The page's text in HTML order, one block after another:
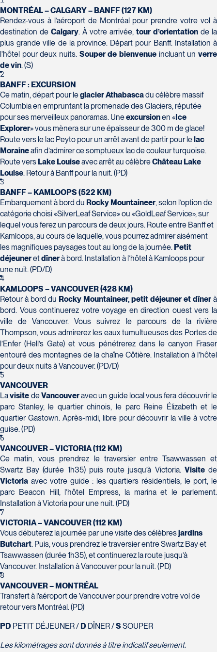
MONTRÉAL – CALGARY – BANFF (127 KM)
Rendez-vous à l’aéroport de Montréal pour prendre votre vol à
destination de Calgary. À votre arrivée, tour d’orientation de la
plus grande ville de la province. Départ pour Banff. Installation à
l’hôtel pour deux nuits. Souper de bienvenue incluant unverre
de vin. (S)
2
BANFF : EXCURSION
Ce matin, départ pour leglacier Athabascadu célèbre massif
Columbia en empruntant la promenade des Glaciers, réputée
pour ses merveilleux panoramas. Uneexcursionen « Ice
Explorer» vous mènera sur une épaisseur de 300 m de glace!
Route vers le lac Peyto pour un arrêt avant de partir pour le lac
Moraineafin d’admirer ce somptueux lac de couleur turquoise.
Route vers Lake Louiseavec arrêt au célèbreChâteau Lake
Louise. Retour à Banff pour la nuit. (PD)
3
BANFF – KAMLOOPS (522 KM)
Embarquement à bord du Rocky Mountaineer, selon l’option de
catégorie choisi «SilverLeaf Service» ou «GoldLeaf Service», sur
lequel vous ferez un parcours de deux jours. Route entre Banff et
Kamloops, au cours de laquelle, vous pourrez admirer aisément
les magnifiques paysages tout au long de la journée. Petit
déjeuneretdînerà bord. Installation à l’hôtel à Kamloops pour
une nuit. (PD/D)
4
KAMLOOPS – VANCOUVER (428 KM)
Retour à bord du Rocky Mountaineer, petit déjeuner et dîner à
bord. Vous continuerez votre voyage en direction ouest vers la
ville de Vancouver. Vous suivrez le parcours de la rivière
Thompson, vous admirerez les eaux tumultueuses des Portes de
l’Enfer (Hell’s Gate) et vous pénétrerez dans le canyon Fraser
entouré des montagnes de la chaîne Côtière. Installation à l’hôtel
pour deux nuits à Vancouver. (PD/D)
5
VANCOUVER
Lavisite deVancouveravec un guide local vous fera découvrir le
parc Stanley, le quartier chinois, le parc Reine Élizabeth et le
quartier Gastown. Après-midi, libre pour découvrir la ville à votre
guise. (PD)
6
VANCOUVER – VICTORIA (112 KM)
Ce matin, vous prendrez le traversier entre Tsawwassen et
Swartz Bay (durée 1h35) puis route jusqu’à Victoria. Visite de
Victoria avec votre guide : les quartiers résidentiels, le port, le
parc Beacon Hill, l’hôtel Empress, la marina et le parlement.
Installation à Victoria pour une nuit. (PD)
7
VICTORIA – VANCOUVER (112 KM)
Vous débuterez la journée par une visite des célèbresjardins
Butchart. Puis, vous prendrez le traversier entre Swartz Bay et
Tsawwassen (durée 1h35), et continuerez la route jusqu’à
Vancouver. Installation à Vancouver pour la nuit. (PD)
8
VANCOUVER – MONTRÉAL
Transfert à l’aéroport de Vancouver pour prendre votre vol de
retour vers Montréal. (PD)
PD PETIT DÉJEUNER / D DÎNER /S SOUPER
Les kilométrages sont donnés à titre indicatif seulement.
Voyages Nouveau-Monde
420 Boulevard Manseau
Joliette
J6E 3E1
Tél :450-755-5557 / 1-877-751-5557
Voyages Terre et Monde
1460 Chemin Gascon
Terrebonne
Tél : 450-964-3574
Voyages des Laurentides
939 Boulevard Albiny-Paquette
J9L 3J1
Tél :819-623-2511 / 1-866-385-2511
Tél : 450-688-6211 / 1-888-682-8616
1001 Boulevard de Montarville - local 39
Boucherville
J4B 6P5
Tél :450-655-1855 / 1-866-655-5736
Club Voyages Princesse
686 rue Principale
Granby
J2G 2Y4
Tél :450-372-4444
Voyages Action
230 Boulevard Sir-Wilfrid-Laurier
Beloeil
J3G 4G7
Voyages Boislard Poirier
2840 Boulevard Laframboise
Saint-Hyacinthe
J2S 4Z1
Tél :450-774-6436 / 1-800-561-2967
Voyages CAA Brossard
8940 Boulevard Leduc - Bureau 20
Brossard
J4Y 0G4
Tél :450-465-0620 / 1-844-869-2439
157 rue Principale
Granby
J2G 2V5
Tél :450-372-3624 / 1-800-361-0447
La Forfaiterie Voyages
5401 Boulevard Des Galeries - Local 104
(porte H)
Québec
G2K 1N4
Tél :418-652-2400 / 1-888-848-1518
Le Voyagiste de Québec
3229 Chemin des Quatre-Bourgeois -
Tél : 418-977-4080 / 1-877-977-4080
Voyages CAA Place de la Cité
2600 Boulevard Laurier #133, Place de la
Cité
Québec
G1V 4T3
Tél :418-653-9200 / 1-844-869-2439
Voyages CAA Québec
500 rue Bouvier - Suite 202
Québec
G2J 1E3
Voyages Émotions
Pont-Rouge
G3H 2G2
Tél :418-873-4515
Voyages Laurier du Vallon - Siège
social
2700 Boulevard Laurier - Édifice